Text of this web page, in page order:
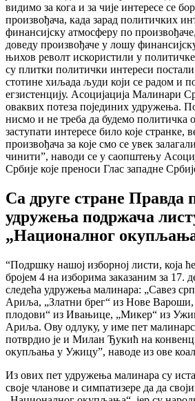
видимо за кога и за чије интересе се
произвођача, када зарад политичких
финансијску атмосферу по
доведу произвођаче у лошу
њихов револт искористили у
су плитки политички интереси
стотине хиљада људи који се радом и
егзистенцију. Асоцијација Малинари
оваквих потеза појединих удружења.
нисмо и не треба да будемо политичка
заступати интересе било које странке,
произвођача за које смо се увек
чинити”, наводи се у саопштењу
Србије које преноси Глас западне
Са друге стране Правда
удружења подржача
„Националног
“Подршку нашој изборној листи, која
бројем 4 на изборима заказаним за 17.
следећа удружења малинара: „Савез
Ариља, „Златни брег“ из Нове Вароши,
плодови“ из Ивањице, „Микер“ из
Ариља. Ову одлуку, у име пет
потврдио је и Милан Ђукић на
окупљања у Ужицу”, наводе из ове
Из ових пет удружења малинара су
своје чланове и симпатизере да да